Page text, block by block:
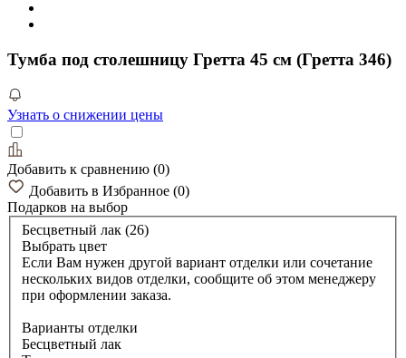
Тумба под столешницу Гретта 45 см (Гретта 346)
Узнать о снижении цены
Добавить к сравнению (0)
Добавить в Избранное (0)
Подарков на выбор
Бесцветный лак (26)
Выбрать цвет
Если Вам нужен другой вариант отделки или сочетание
нескольких видов отделки, сообщите об этом менеджеру
при оформлении заказа.
Варианты отделки
Бесцветный лак